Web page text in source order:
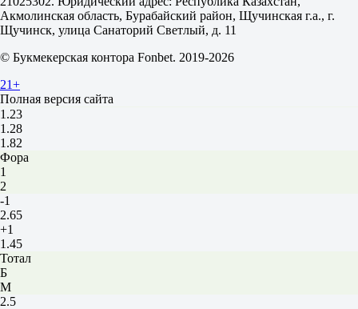
16 августа в 22:00
1.92
3.90
12
X2
1.23
1.28
1.82
Фора
1
2
-1
2.65
+1
1.45
Тотал
Б
М
2.5
Акмолинская область, Бурабайский район, Щучинская г.а., г.
Щучинск, улица Санаторий Светлый, д. 11
© Букмекерская контора Fonbet. 2019-2026
21+
Полная версия сайта